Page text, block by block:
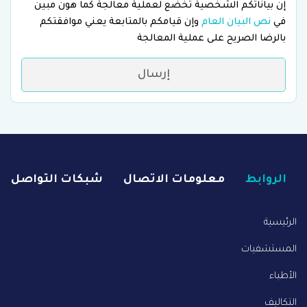
إن بياناتكم الشخصية تخضع لعملية معالجة كما هون مبين
في نص البيان العام وإن قيامكم بالمتابعة يعني موافقتكم
بالرضا الصريح على عملية المعالجة
إرسال
الروابط معلومات الاتصال شبكات التواصل
الرئيسية
المستشفيات
الأطباء
التكاليف